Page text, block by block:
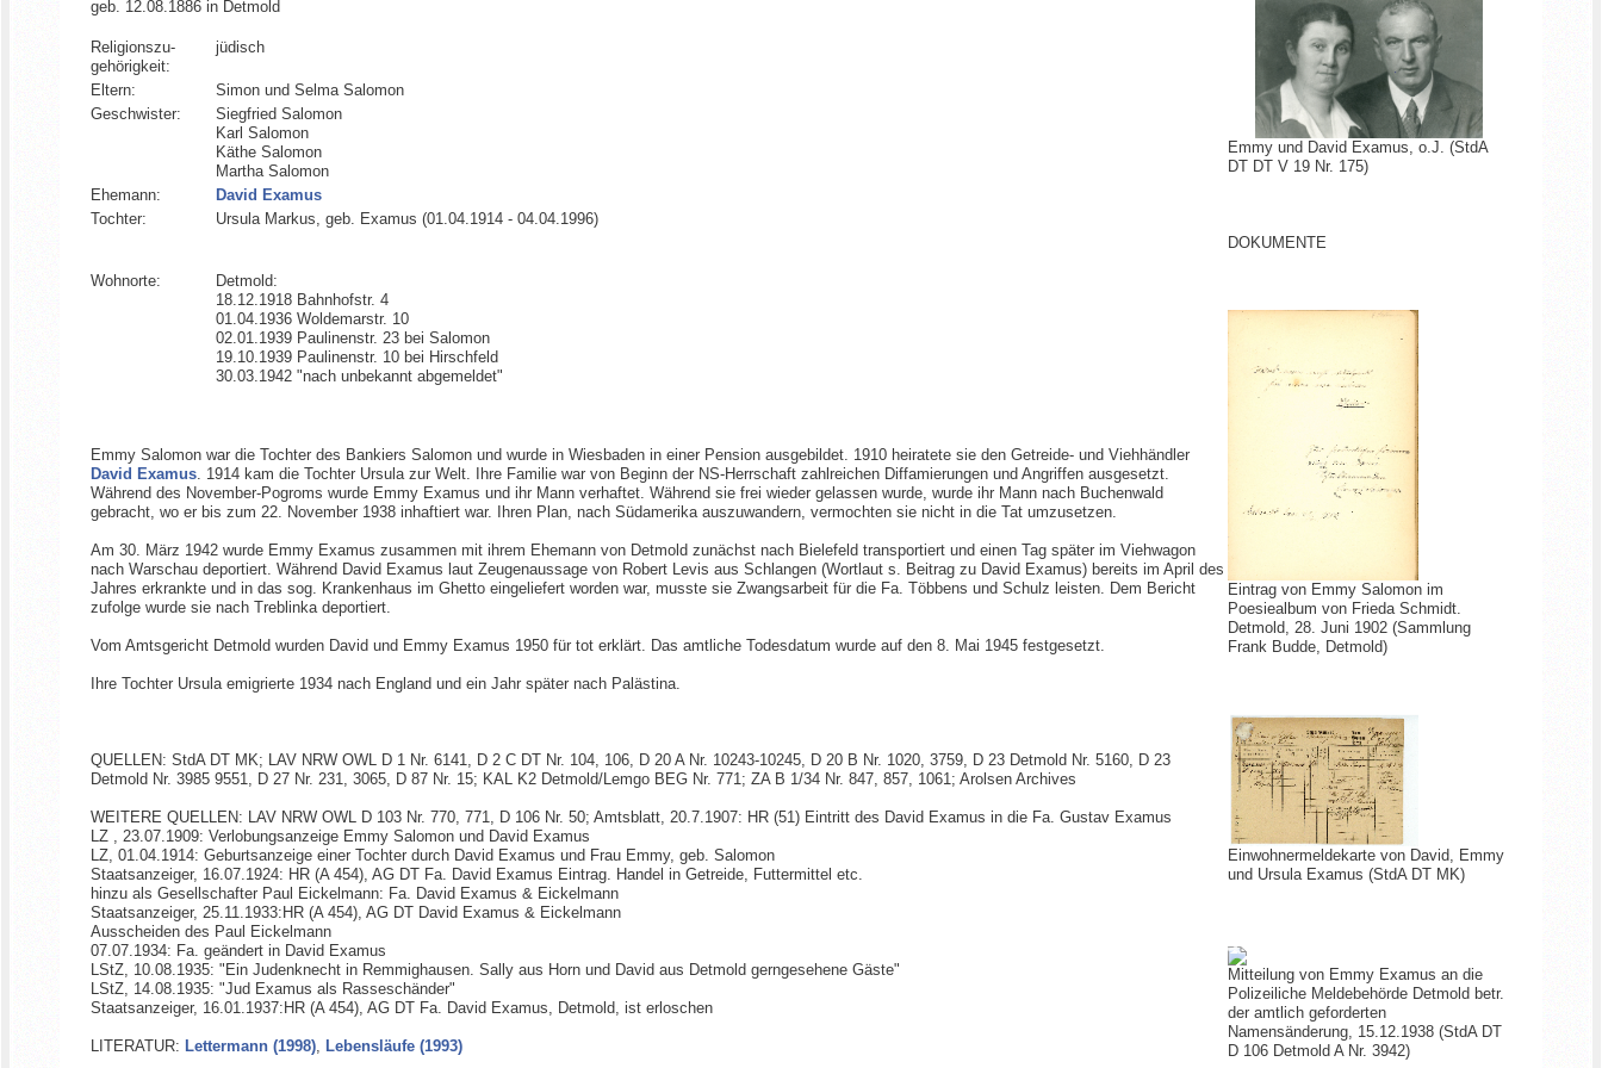
geb. 12.08.1886 in Detmold
Religionszu­
gehörigkeit:
jüdisch
Eltern:
Simon und Selma Salomon
Geschwister:
Siegfried Salomon
Karl Salomon
Käthe Salomon
Martha Salomon
Ehemann:
David Examus
Tochter:
Ursula Markus, geb. Examus (01.04.1914 - 04.04.1996)
Wohnorte:
Detmold:
18.12.1918 Bahnhofstr. 4
01.04.1936 Woldemarstr. 10
02.01.1939 Paulinenstr. 23 bei Salomon
19.10.1939 Paulinenstr. 10 bei Hirschfeld
30.03.1942 "nach unbekannt abgemeldet"
Emmy Salomon war die Tochter des Bankiers Salomon und wurde in Wiesbaden in einer Pension ausgebildet. 1910 heiratete sie den Getreide- und Viehhändler
David Examus. 1914 kam die Tochter Ursula zur Welt. Ihre Familie war von Beginn der NS-Herrschaft zahlreichen Diffamierungen und Angriffen ausgesetzt.
Während des November-Pogroms wurde Emmy Examus und ihr Mann verhaftet. Während sie frei wieder gelassen wurde, wurde ihr Mann nach Buchenwald
gebracht, wo er bis zum 22. November 1938 inhaftiert war. Ihren Plan, nach Südamerika auszuwandern, vermochten sie nicht in die Tat umzusetzen.
Am 30. März 1942 wurde Emmy Examus zusammen mit ihrem Ehemann von Detmold zunächst nach Bielefeld transportiert und einen Tag später im Viehwagon
nach Warschau deportiert. Während David Examus laut Zeugenaussage von Robert Levis aus Schlangen (Wortlaut s. Beitrag zu David Examus) bereits im April des
Jahres erkrankte und in das sog. Krankenhaus im Ghetto eingeliefert worden war, musste sie Zwangsarbeit für die Fa. Többens und Schulz leisten. Dem Bericht
zufolge wurde sie nach Treblinka deportiert.
Vom Amtsgericht Detmold wurden David und Emmy Examus 1950 für tot erklärt. Das amtliche Todesdatum wurde auf den 8. Mai 1945 festgesetzt.
Ihre Tochter Ursula emigrierte 1934 nach England und ein Jahr später nach Palästina.
QUELLEN: StdA DT MK; LAV NRW OWL D 1 Nr. 6141, D 2 C DT Nr. 104, 106, D 20 A Nr. 10243-10245, D 20 B Nr. 1020, 3759, D 23 Detmold Nr. 5160, D 23
Detmold Nr. 3985 9551, D 27 Nr. 231, 3065, D 87 Nr. 15; KAL K2 Detmold/Lemgo BEG Nr. 771; ZA B 1/34 Nr. 847, 857, 1061; Arolsen Archives
WEITERE QUELLEN: LAV NRW OWL D 103 Nr. 770, 771, D 106 Nr. 50; Amtsblatt, 20.7.1907: HR (51) Eintritt des David Examus in die Fa. Gustav Examus
LZ , 23.07.1909: Verlobungsanzeige Emmy Salomon und David Examus
LZ, 01.04.1914: Geburtsanzeige einer Tochter durch David Examus und Frau Emmy, geb. Salomon
Staatsanzeiger, 16.07.1924: HR (A 454), AG DT Fa. David Examus Eintrag. Handel in Getreide, Futtermittel etc.
hinzu als Gesellschafter Paul Eickelmann: Fa. David Examus & Eickelmann
Staatsanzeiger, 25.11.1933:HR (A 454), AG DT David Examus & Eickelmann
Ausscheiden des Paul Eickelmann
07.07.1934: Fa. geändert in David Examus
LStZ, 10.08.1935: "Ein Judenknecht in Remmighausen. Sally aus Horn und David aus Detmold gerngesehene Gäste"
LStZ, 14.08.1935: "Jud Examus als Rasseschänder"
Staatsanzeiger, 16.01.1937:HR (A 454), AG DT Fa. David Examus, Detmold, ist erloschen
LITERATUR: Lettermann (1998), Lebensläufe (1993)
Emmy und David Examus, o.J. (StdA
DT DT V 19 Nr. 175)
DOKUMENTE
Eintrag von Emmy Salomon im
Poesiealbum von Frieda Schmidt.
Detmold, 28. Juni 1902 (Sammlung
Frank Budde, Detmold)
Einwohnermeldekarte von David, Emmy
und Ursula Examus (StdA DT MK)
Mitteilung von Emmy Examus an die
Polizeiliche Meldebehörde Detmold betr.
der amtlich geforderten
Namensänderung, 15.12.1938 (StdA DT
D 106 Detmold A Nr. 3942)